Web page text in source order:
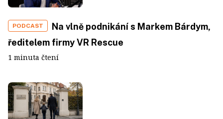
PODCAST
Na vlně podnikání s Markem Bárdym,
ředitelem firmy VR Rescue
1 minuta čtení